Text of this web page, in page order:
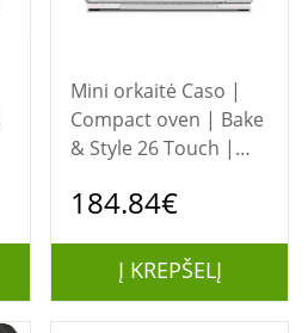
Mini orkaitė Caso |
Compact oven | Bake
& Style 26 Touch |
| 1500 W | Silver
184.84€
Į KREPŠELĮ